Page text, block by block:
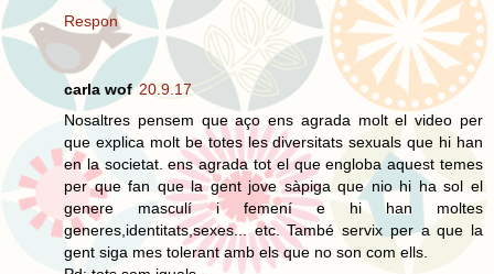
Respon
carla wof 20.9.17
Nosaltres pensem que aço ens agrada molt el video per
que explica molt be totes les diversitats sexuals que hi han
en la societat. ens agrada tot el que engloba aquest temes
per que fan que la gent jove sàpiga que nio hi ha sol el
genere masculí i femení e hi han moltes
generes,identitats,sexes... etc. També servix per a que la
gent siga mes tolerant amb els que no son com ells.